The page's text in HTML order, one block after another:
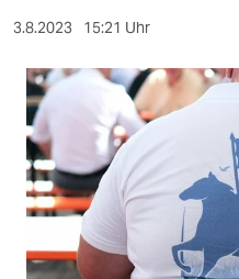
berlin
nord
wahrheit
verlag
verlag
veranstaltungen
3.8.2023 15:21 Uhr